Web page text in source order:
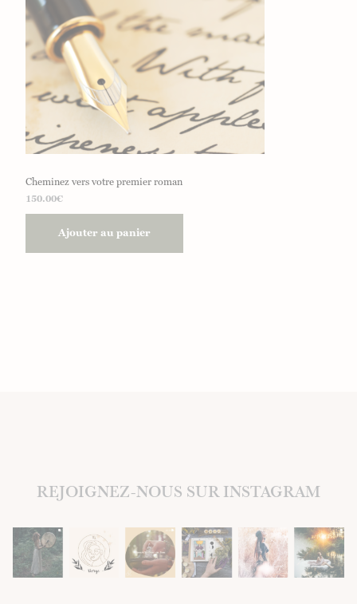
Cheminez vers votre premier roman
150.00€
Ajouter au panier
REJOIGNEZ-NOUS SUR INSTAGRAM